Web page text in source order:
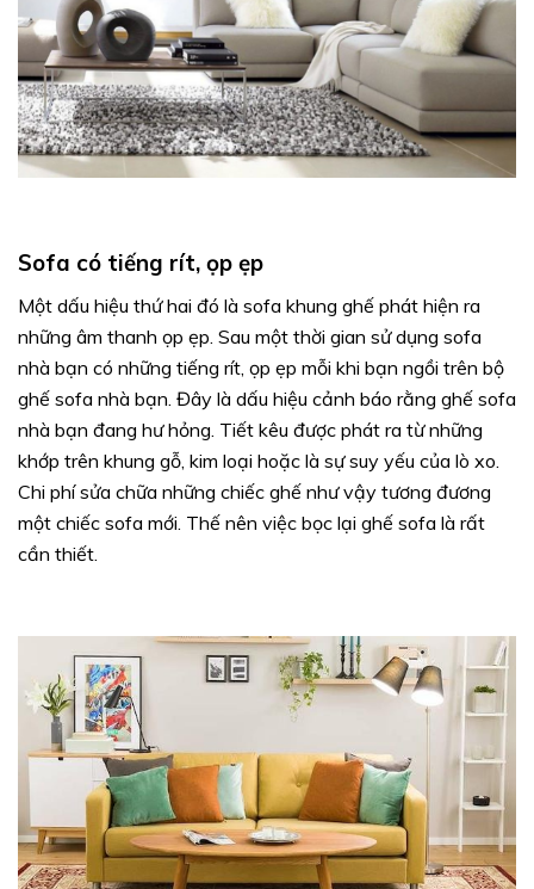
Sofa có tiếng rít, ọp ẹp
Một dấu hiệu thứ hai đó là sofa khung ghế phát hiện ra
những âm thanh ọp ẹp. Sau một thời gian sử dụng sofa
nhà bạn có những tiếng rít, ọp ẹp mỗi khi bạn ngồi trên bộ
ghế sofa nhà bạn. Đây là dấu hiệu cảnh báo rằng ghế sofa
nhà bạn đang hư hỏng. Tiết kêu được phát ra từ những
khớp trên khung gỗ, kim loại hoặc là sự suy yếu của lò xo.
Chi phí sửa chữa những chiếc ghế như vậy tương đương
một chiếc sofa mới. Thế nên việc bọc lại ghế sofa là rất
cần thiết.